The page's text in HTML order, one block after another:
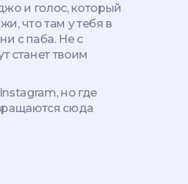
и голос, который
что там у тебя в
с паба. Не с
станет твоим
но где
сюда